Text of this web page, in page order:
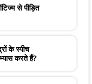
से पीड़ित
के स्पीच
करते हैं?